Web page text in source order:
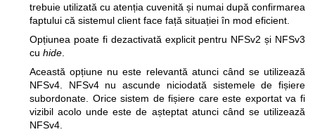
trebuie utilizată cu atenția cuvenită și numai după confirmarea
faptului că sistemul client face față situației în mod eficient.
Opțiunea poate fi dezactivată explicit pentru NFSv2 și NFSv3
cu hide
Această opțiune nu este relevantă atunci când se utilizează
NFSv4. NFSv4 nu ascunde niciodată sistemele de fișiere
subordonate. Orice sistem de fișiere care este exportat va fi
vizibil acolo unde este de așteptat atunci când se utilizează
NFSv4.